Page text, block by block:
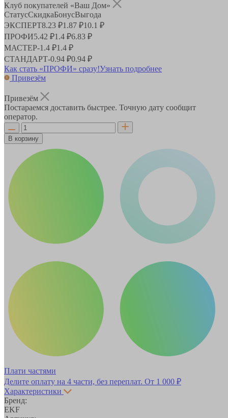
Клуб покупателей «Ваш Дом»
СтатусСкидкаБонусВыгода
ЭКСПЕРТ8.23 ₽1.87 ₽10.1 ₽
ПРОФИ5.42 ₽1.4 ₽6.83 ₽
МАСТЕР-1.4 ₽1.4 ₽
СТАНДАРТ-0.94 ₽0.94 ₽
Как стать «ПРОФИ» сразу!Узнать подробнее
Привезём
Привезём
Постараемся доставить быстрее. Точную дату сообщит
оператор.
В корзину
Плати частями
Делите оплату на 4 части, без переплат. От 1 000 ₽
Характеристики
Бренд:
EKF